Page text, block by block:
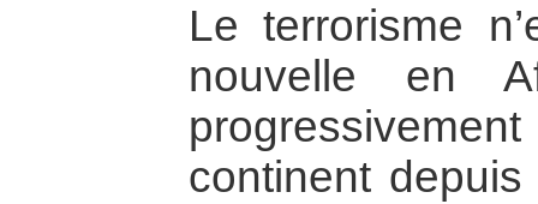
Le terrorisme
nouvelle en
continent